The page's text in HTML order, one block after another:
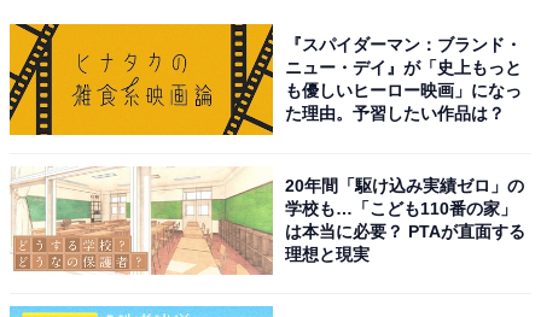
「旬」「グランプリ」のメニューを味わえる
スイーツを手掛けた野口ゆきえシェフは、ペストリーシ
ョップのウィンドーの中を宝石箱のような華やかさにし
『スパイダーマン：ブランド・
ニュー・デイ』が「史上もっと
も優しいヒーロー映画」になっ
た理由。予習したい作品は？
20年間「駆け込み実績ゼロ」の
学校も…「こども110番の家」
は本当に必要？ PTAが直面する
理想と現実